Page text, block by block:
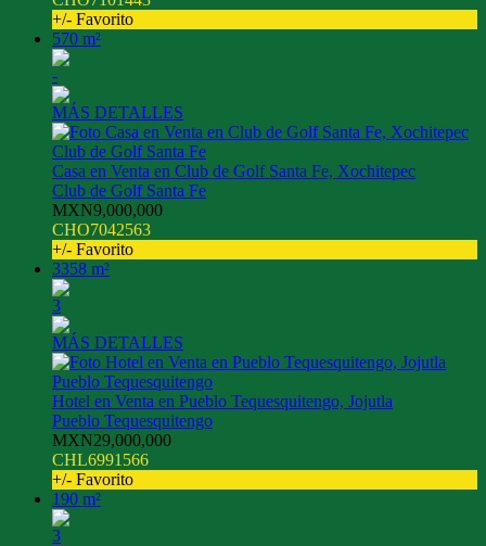
+/- Favorito
570 m²
-
MÁS DETALLES
Casa en Venta en Club de Golf Santa Fe, Xochitepec
Club de Golf Santa Fe
MXN9,000,000
CHO7042563
+/- Favorito
3358 m²
3
MÁS DETALLES
Hotel en Venta en Pueblo Tequesquitengo, Jojutla
Pueblo Tequesquitengo
MXN29,000,000
CHL6991566
+/- Favorito
190 m²
3